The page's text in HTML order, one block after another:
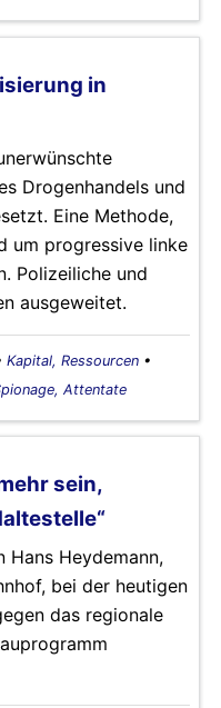
in
Drogenhandels und
Eine Methode,
um progressive linke
Polizeiliche und
ausgeweitet.
Kapital, Ressourcen •
Attentate
sein,
Hans Heydemann,
bei der heutigen
das regionale